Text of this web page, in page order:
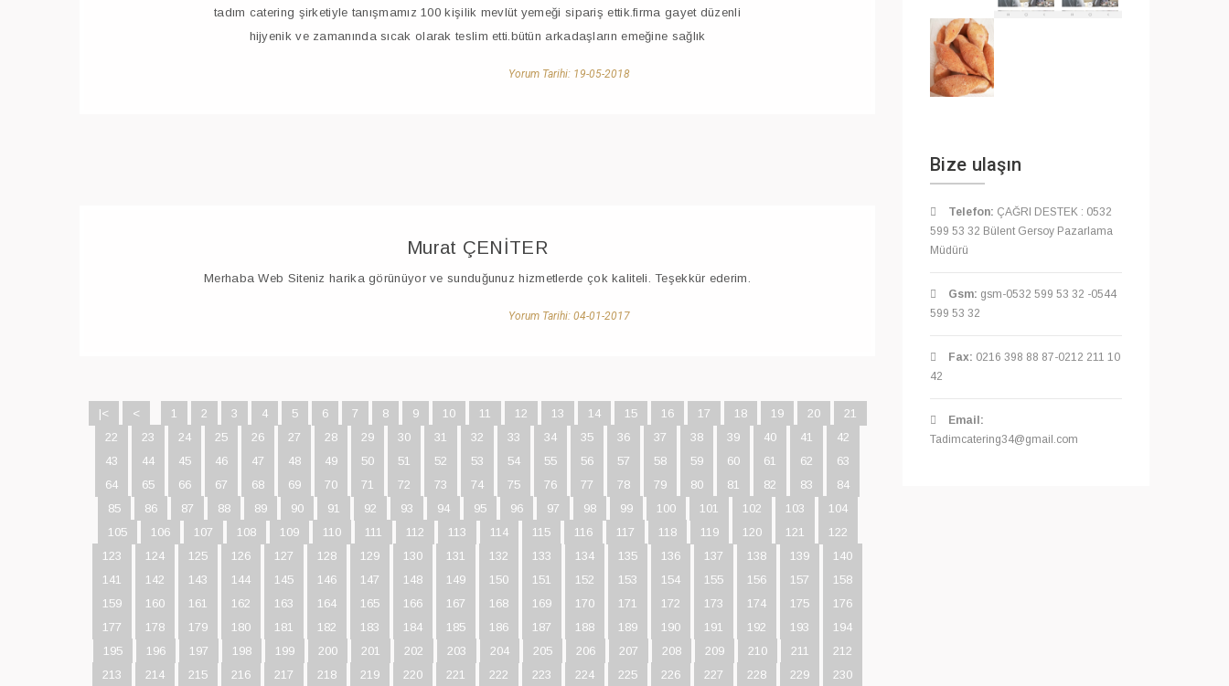
tadım catering şirketiyle tanışmamız 100 kişilik mevlüt yemeği sipariş ettik.firma gayet düzenli
hijyenik ve zamanında sıcak olarak teslim etti.bütün arkadaşların emeğine sağlık
Yorum Tarihi: 19-05-2018
Murat ÇENİTER
Merhaba Web Siteniz harika görünüyor ve sunduğunuz hizmetlerde çok kaliteli. Teşekkür ederim.
Yorum Tarihi: 04-01-2017
|< < 1 2 3 4 5 6 7 8 9 10 11 12 13 14 15 16 17 18 19 20
21
22
23 24 25 26 27 28 29 30 31 32 33 34 35 36 37 38 39 40 41
42
43
44 45 46 47 48 49 50 51 52 53 54 55 56 57 58 59 60 61 62
63
64
65 66 67 68 69 70 71 72 73 74 75 76 77 78 79 80 81 82 83
84
85
86 87 88 89 90 91 92 93 94 95 96 97 98 99 100 101 102 103
104
105
106 107 108 109 110 111 112 113 114 115 116 117 118 119 120 121
122
123
124 125 126 127 128 129 130 131 132 133 134 135 136 137 138 139
140
141
142 143 144 145 146 147 148 149 150 151 152 153 154 155 156 157
158
159
160 161 162 163 164 165 166 167 168 169 170 171 172 173 174 175
176
177
178 179 180 181 182 183 184 185 186 187 188 189 190 191 192 193
194
195
196 197 198 199 200 201 202 203 204 205 206 207 208 209 210 211
212
213
214 215 216 217 218 219 220 221 222 223 224 225 226 227 228 229
230
Bize ulaşın
Telefon: ÇAĞRI DESTEK : 0532
599 53 32 Bülent Gersoy Pazarlama
Müdürü
Gsm: gsm-0532 599 53 32 -0544
599 53 32
Fax: 0216 398 88 87-0212 211 10
42
Email:
Tadimcatering34@gmail.com